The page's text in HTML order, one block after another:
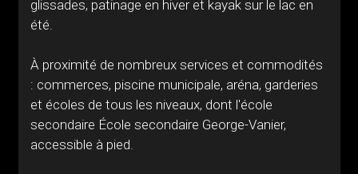
glissades, patinage en hiver et kayak sur le lac en
été.
À proximité de nombreux services et commodités
: commerces, piscine municipale, aréna, garderies
et écoles de tous les niveaux, dont l'école
secondaire École secondaire George-Vanier,
accessible à pied.